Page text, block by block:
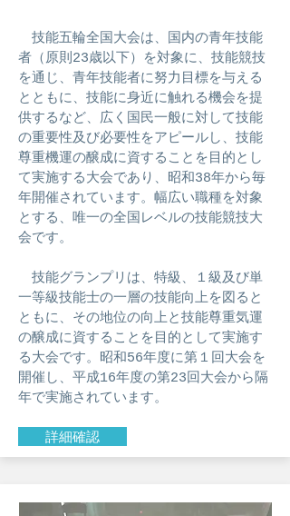
技能五輪全国大会は、国内の青年技能
者（原則23歳以下）を対象に、技能競技
を通じ、青年技能者に努力目標を与える
とともに、技能に身近に触れる機会を提
供するなど、広く国民一般に対して技能
の重要性及び必要性をアピールし、技能
尊重機運の醸成に資することを目的とし
て実施する大会であり、昭和38年から毎
年開催されています。幅広い職種を対象
とする、唯一の全国レベルの技能競技大
会です。
技能グランプリは、特級、１級及び単
一等級技能士の一層の技能向上を図ると
ともに、その地位の向上と技能尊重気運
の醸成に資することを目的として実施す
る大会です。昭和56年度に第１回大会を
開催し、平成16年度の第23回大会から隔
年で実施されています。
詳細確認